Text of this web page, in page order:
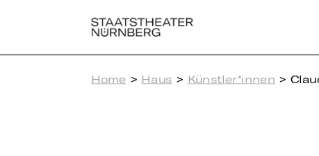
Home > Haus > Künstler*innen >